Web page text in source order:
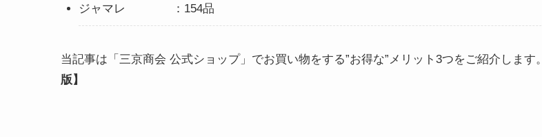
ジャマレ ：154品
当記事は「三京商会 公式ショップ」でお買い物をする”お得な”メリット3つをご紹介します。
版】